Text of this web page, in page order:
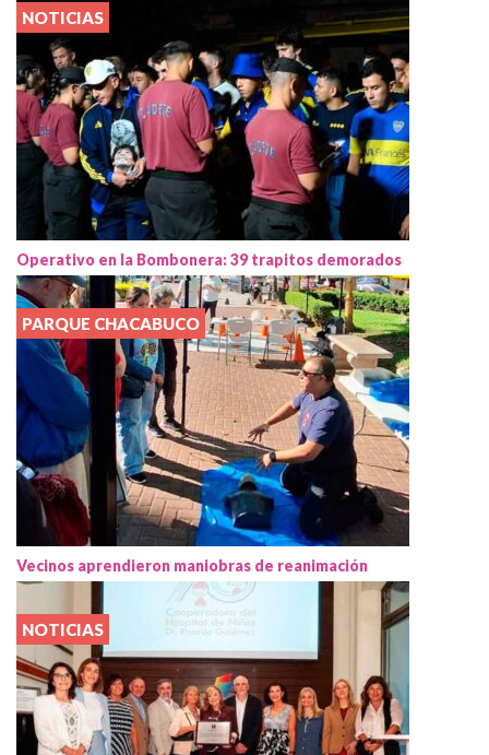
NOTICIAS
Operativo en la Bombonera: 39 trapitos demorados
PARQUE CHACABUCO
Vecinos aprendieron maniobras de reanimación
NOTICIAS